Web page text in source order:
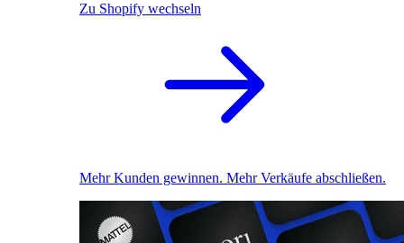
Zu Shopify wechseln
Mehr Kunden gewinnen. Mehr Verkäufe abschließen.